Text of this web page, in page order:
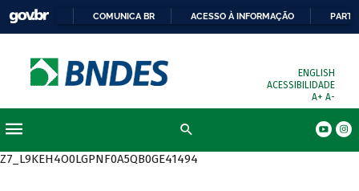
COMUNICA BR ACESSO À INFORMAÇÃO
ENGLISH
ACESSIBILIDADE
A+ A-
Z7_L9KEH4O0LGPNF0A5QB0GE41494